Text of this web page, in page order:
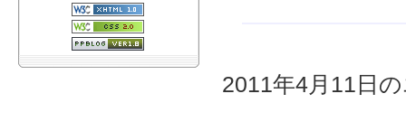
2011年4月11日